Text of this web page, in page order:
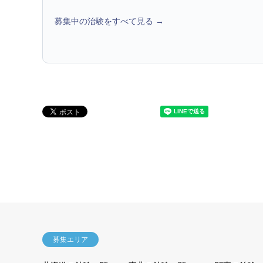
募集中の治験をすべて見る →
募集エリア